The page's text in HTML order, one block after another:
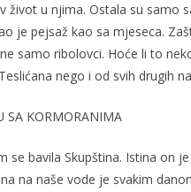
život u njima. Ostala su samo
je pejsaž kao sa mjeseca.
samo ribolovci. Hoće li to
nego i od svih drugih
SA KORMORANIMA
se bavila Skupština. Istina on
na naše vode je svakim